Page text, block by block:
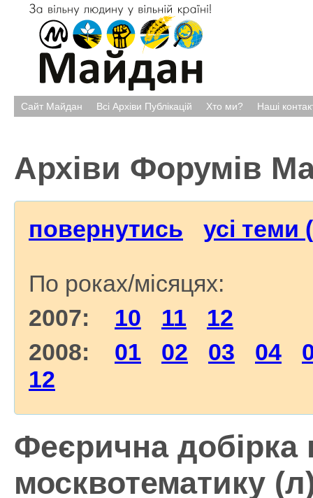
Сайт Майдан Всі Архіви Публікацій Хто ми? Наші
Архіви Форумів
повернутись усі теми
По роках/місяцях:
2007: 10 11
12
2008: 01 02 03 04
12
Феєрична добірка
москвотематику